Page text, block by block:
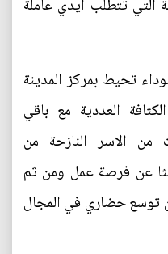
التي تتطلب ايدي عاملة
تحيط بمركز المدينة
العددية مع باقي
من الاسر النازحة من
عن فرصة عمل ومن ثم
توسع حضاري في المجال